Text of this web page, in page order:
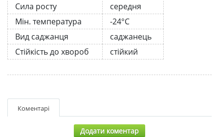
Сила росту
середня
Мін. температура
-24°C
Вид саджанця
саджанець
Стійкість до хвороб
стійкий
Коментарі
Додати коментар